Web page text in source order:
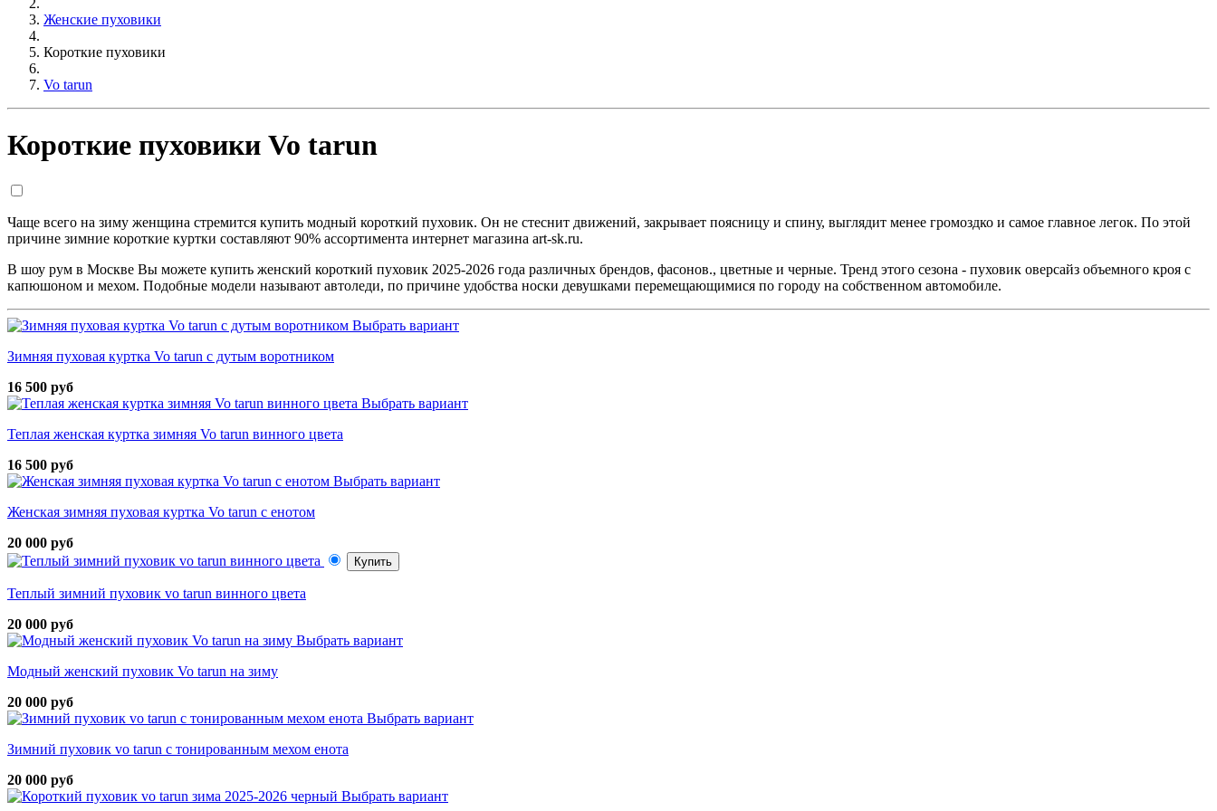
Женские пуховики
Короткие пуховики
Vo tarun
Короткие пуховики Vo tarun
Чаще всего на зиму женщина стремится купить модный короткий пуховик. Он не стеснит движений, закрывает поясницу и спину, выглядит менее громоздко и самое главное легок. По этой
причине зимние короткие куртки составляют 90% ассортимента интернет магазина art-sk.ru.
В шоу рум в Москве Вы можете купить женский короткий пуховик 2025-2026 года различных брендов, фасонов., цветные и черные. Тренд этого сезона - пуховик оверсайз объемного кроя с
капюшоном и мехом. Подобные модели называют автоледи, по причине удобства носки девушками перемещающимися по городу на собственном автомобиле.
Выбрать вариант
Зимняя пуховая куртка Vo tarun с дутым воротником
16 500 руб
Выбрать вариант
Теплая женская куртка зимняя Vo tarun винного цвета
16 500 руб
Выбрать вариант
Женская зимняя пуховая куртка Vo tarun с енотом
20 000 руб
Купить
Теплый зимний пуховик vo tarun винного цвета
20 000 руб
Выбрать вариант
Модный женский пуховик Vo tarun на зиму
20 000 руб
Выбрать вариант
Зимний пуховик vo tarun с тонированным мехом енота
20 000 руб
Выбрать вариант